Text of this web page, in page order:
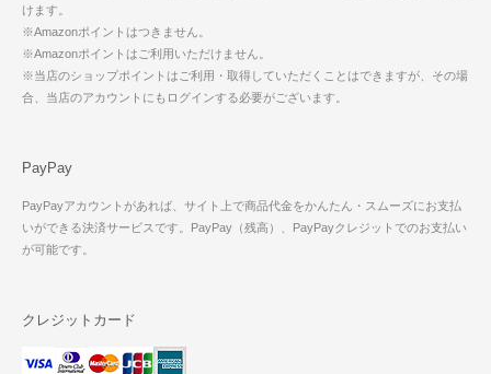
けます。
※Amazonポイントはつきません。
※Amazonポイントはご利用いただけません。
※当店のショップポイントはご利用・取得していただくことはできますが、その場
合、当店のアカウントにもログインする必要がございます。
PayPay
PayPayアカウントがあれば、サイト上で商品代金をかんたん・スムーズにお支払
いができる決済サービスです。PayPay（残高）、PayPayクレジットでのお支払い
が可能です。
クレジットカード